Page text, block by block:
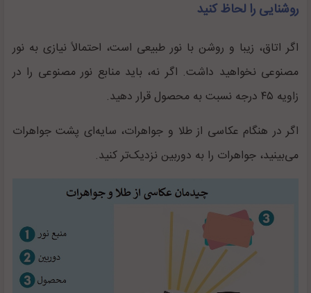
روشنایی را لحاظ کنید
اگر اتاق، زیبا و روشن با نور طبیعی است، احتمالاً نیازی به نور
مصنوعی نخواهید داشت. اگر نه، باید منابع نور مصنوعی را در
زاویه ۴۵ درجه نسبت به محصول قرار دهید.
اگر در هنگام عکاسی از طلا و جواهرات، سایه‌ای پشت جواهرات
می‌بینید، جواهرات را به دوربین نزدیک‌تر کنید.